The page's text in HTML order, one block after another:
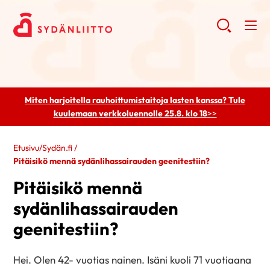
Miten harjoitella rauhoittumistaitoja lasten kanssa? Tule
kuulemaanverkkoluennolle 25.8. klo 18>>
Etusivu/Sydän.fi/
Pitäisikö mennä sydänlihassairauden geenitestiin?
Pitäisikö mennä
sydänlihassairauden
geenitestiin?
Hei. Olen 42- vuotias nainen. Isäni kuoli 71 vuotiaana